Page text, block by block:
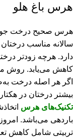
هرس باغ هلو
هرس صحیح درخت
سالانه مناسب
دارد. هرچه زودتر
کاهش می‌یابد. روش
اگر هر اصله درخت
بیشتر درختان در
تکنیک‌های هرس
باردهی می‌باشد.
تربیتی شامل کاهش